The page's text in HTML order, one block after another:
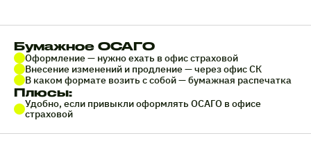
Бумажное ОСАГО
Оформление — нужно ехать в офис страховой
Внесение изменений и продление — через офис СК
В каком формате возить с собой — бумажная распечатка
Плюсы:
Удобно, если привыкли оформлять ОСАГО в офисе
страховой